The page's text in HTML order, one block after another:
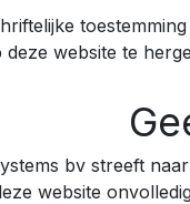
deze website te
bv streeft
website